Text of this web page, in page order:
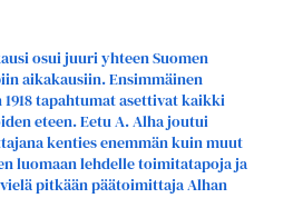
osui juuri yhteen Suomen
aikakausiin. Ensimmäinen
tapahtumat asettivat kaikki
eteen. Eetu A. Alha joutui
kenties enemmän kuin muut
luomaan lehdelle toimitatapoja ja
pitkään päätoimittaja Alhan